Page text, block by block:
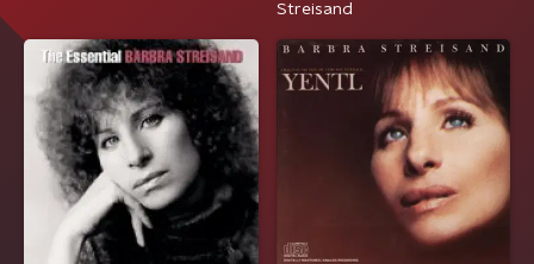
Streisand